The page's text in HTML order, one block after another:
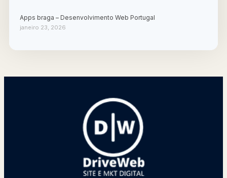
Apps braga – Desenvolvimento Web Portugal
janeiro 23, 2026